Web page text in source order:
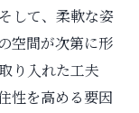
して、柔軟な姿
空間が次第に形
り入れた工夫
性を高める要因